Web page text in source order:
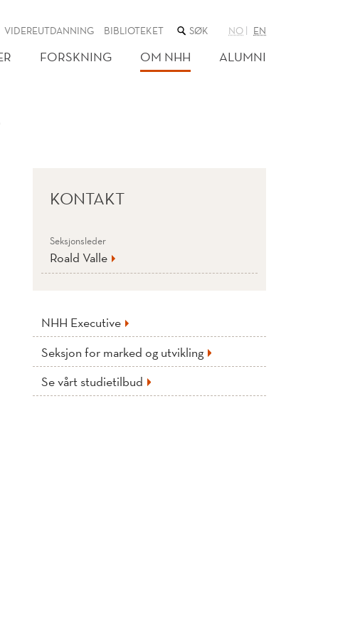
VIDEREUTDANNING BIBLIOTEKET SØK
NETTSTEDET
NO EN
FORSKNING OM NHH ALUMNI
KONTAKT
Seksjonsleder
Roald Valle
NHH Executive
Seksjon for marked og utvikling
Se vårt studietilbud